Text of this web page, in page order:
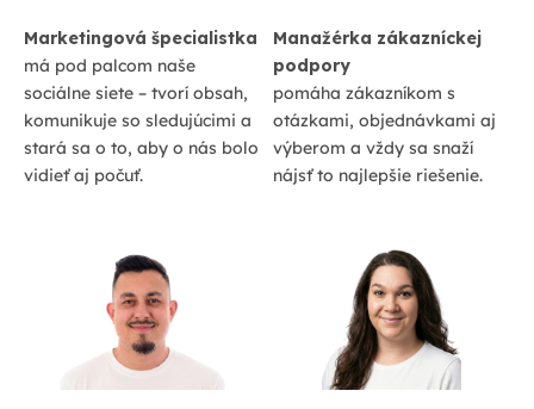
Marketingová špecialistka
má pod palcom naše
sociálne siete – tvorí obsah,
komunikuje so sledujúcimi a
stará sa o to, aby o nás bolo
vidieť aj počuť.
Manažérka zákazníckej
podpory
pomáha zákazníkom s
otázkami, objednávkami aj
výberom a vždy sa snaží
nájsť to najlepšie riešenie.